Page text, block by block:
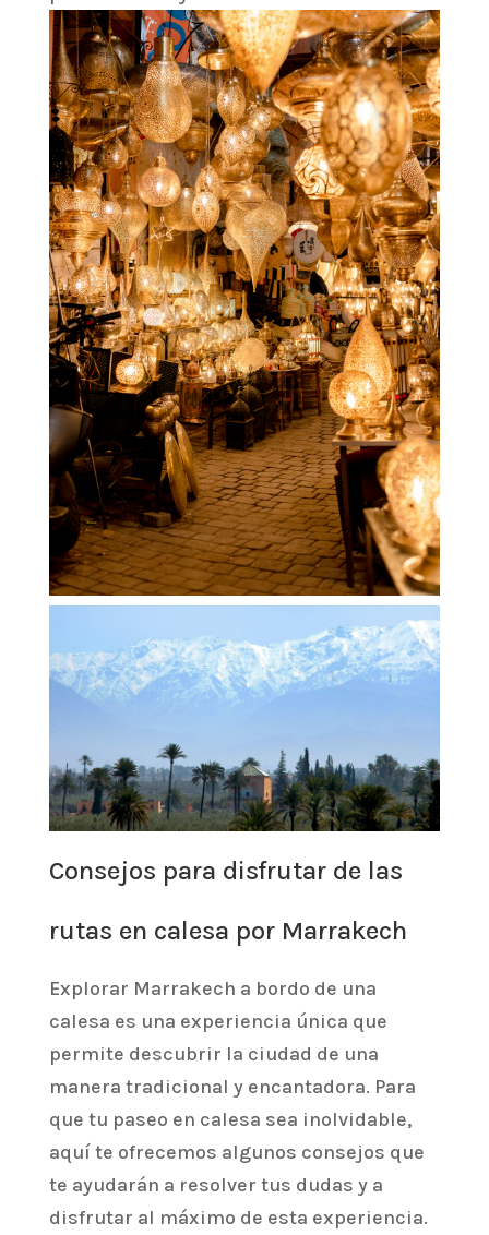
Consejos para disfrutar de las
rutas en calesa por Marrakech
Explorar Marrakech a bordo de una
calesa es una experiencia única que
permite descubrir la ciudad de una
manera tradicional y encantadora. Para
que tu paseo en calesa sea inolvidable,
aquí te ofrecemos algunos consejos que
te ayudarán a resolver tus dudas y a
disfrutar al máximo de esta experiencia.